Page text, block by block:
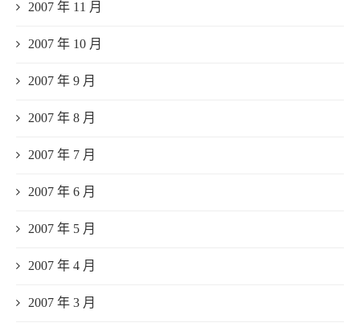
2007 年 11 月
2007 年 10 月
2007 年 9 月
2007 年 8 月
2007 年 7 月
2007 年 6 月
2007 年 5 月
2007 年 4 月
2007 年 3 月